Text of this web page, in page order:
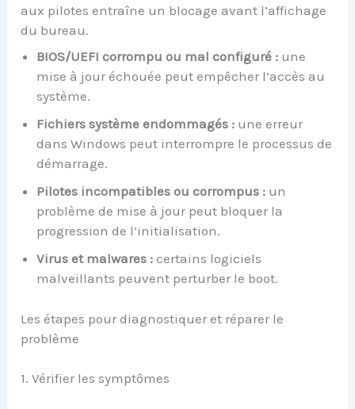
aux pilotes entraîne un blocage avant l’affichage
du bureau.
BIOS/UEFI corrompu ou mal configuré : une
mise à jour échouée peut empêcher l’accès au
système.
Fichiers système endommagés : une erreur
dans Windows peut interrompre le processus de
démarrage.
Pilotes incompatibles ou corrompus : un
problème de mise à jour peut bloquer la
progression de l’initialisation.
Virus et malwares : certains logiciels
malveillants peuvent perturber le boot.
Les étapes pour diagnostiquer et réparer le
problème
1. Vérifier les symptômes